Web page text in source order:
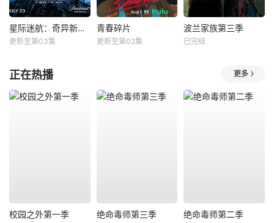
星际迷航：奇异新世界第四季
更新至第03集
青春碎片
更新至第02集
波兰家族第三季
已完结
正在热播 更多
校园之外第一季 绝命毒师第三季 绝命毒师第二季